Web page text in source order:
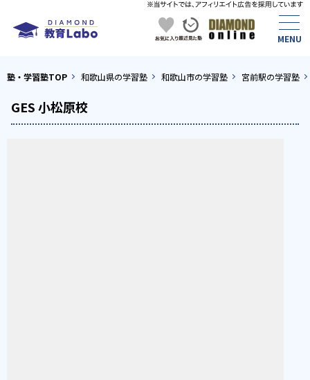
塾・学習塾TOP 和歌山県の学習塾 和歌山市の学習塾 宮前駅の学習塾
GES 小松原校